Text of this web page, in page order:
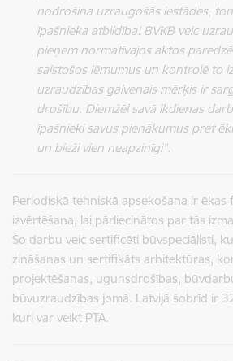
nodrošina uzraugošās iestādes,
īpašnieka atbildība! BVKB veic
pieņem normatīvajos aktos
saistošos lēmumus un kontrolē to
uzraudzības galvenais mērķis ir
drošību. Diemžēl savā ikdienas
īpašnieki savus pienākumus pret
un bieži vien neapzinīgi”.
Periodiskā tehniskā apsekošana ir ēkas
izvērtēšana, lai pārliecinātos par tās
Šo darbu veic sertificēti būvspeciālisti,
zināšanas un sertifikāts arhitektūras,
projektēšanas, ugunsdrošības,
būvuzraudzības jomā. Latvijā šobrīd ir
kuri var veikt PTA.